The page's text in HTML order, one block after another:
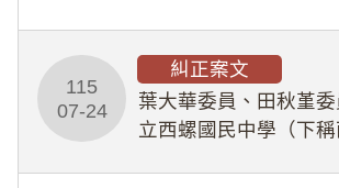
業把關與糾錯功能，不
告漏未審酌師生不
115
07-24
糾正案文
葉大華委員、田秋堇
立西螺國民中學（下